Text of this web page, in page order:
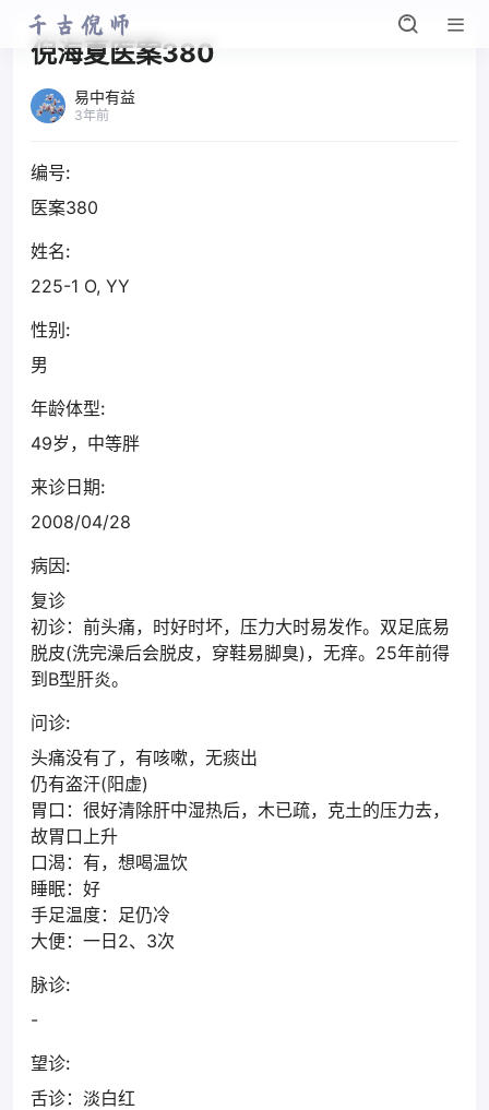
倪海夏医案380
易中有益
3年前
编号:
医案380
姓名:
225-1 O, YY
性别:
男
年龄体型:
49岁，中等胖
来诊日期:
2008/04/28
病因:
复诊
初诊：前头痛，时好时坏，压力大时易发作。双足底易
脱皮(洗完澡后会脱皮，穿鞋易脚臭)，无痒。25年前得
到B型肝炎。
问诊:
头痛没有了，有咳嗽，无痰出
仍有盗汗(阳虚)
胃口：很好清除肝中湿热后，木已疏，克土的压力去，
故胃口上升
口渴：有，想喝温饮
睡眠：好
手足温度：足仍冷
大便：一日2、3次
脉诊:
-
望诊:
舌诊：淡白红